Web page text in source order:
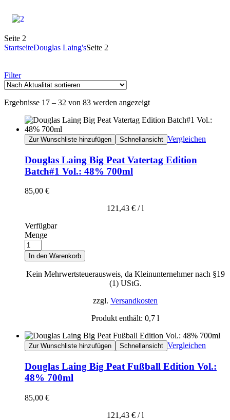
Seite 2
StartseiteDouglas Laing'sSeite 2
Filter
Ergebnisse 17 – 32 von 83 werden angezeigt
Zur Wunschliste hinzufügen Schnellansicht Vergleichen
Douglas Laing Big Peat Vatertag Edition
Batch#1 Vol.: 48% 700ml
85,00 €
121,43 € /l
Verfügbar
Menge
In den Warenkorb
Kein Mehrwertsteuerausweis, da Kleinunternehmer nach §19
(1) UStG.
zzgl. Versandkosten
Produkt enthält: 0,7 l
Zur Wunschliste hinzufügen Schnellansicht Vergleichen
Douglas Laing Big Peat Fußball Edition Vol.:
48% 700ml
85,00 €
121,43 € /l